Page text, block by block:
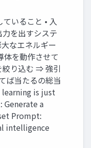
いること • ⼊
を出すシステ
なエネルギー
体を動作させて
絞り込む ⇒ 強引
ば当たるの総当
learning is just
a
Prompt:
intelligence